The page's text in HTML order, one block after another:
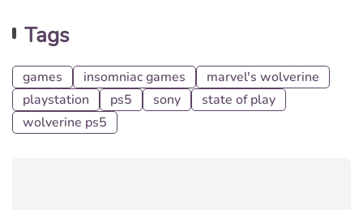
Tags
games insomniac games
marvel's wolverine
playstation
ps5 sony
state of play
wolverine ps5